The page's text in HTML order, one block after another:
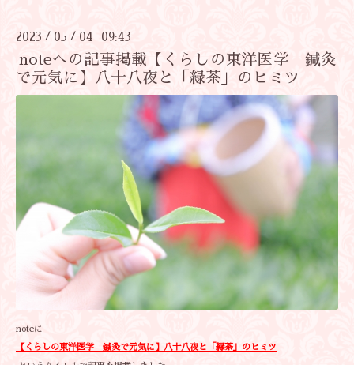
2023 / 05 / 04 09:43
noteへの記事掲載【くらしの東洋医学 鍼灸
で元気に】八十八夜と「緑茶」のヒミツ
noteに
【くらしの東洋医学 鍼灸で元気に】八十八夜と「緑茶」のヒミツ